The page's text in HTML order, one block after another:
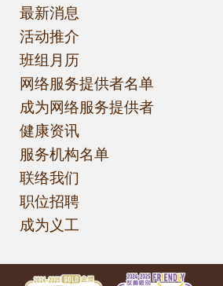
最新消息
活动推介
班组月历
网络服务提供者名单
成为网络服务提供者
健康资讯
服务机构名单
联络我们
职位招聘
成为义工